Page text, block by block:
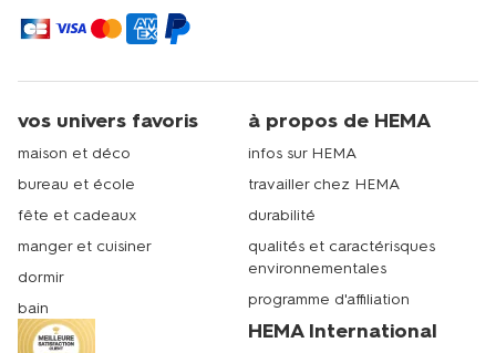
vos univers favoris
maison et déco
bureau et école
fête et cadeaux
manger et cuisiner
dormir
bain
à propos de HEMA
infos sur HEMA
travailler chez HEMA
durabilité
qualités et caractérisques
environnementales
programme d'affiliation
HEMA International